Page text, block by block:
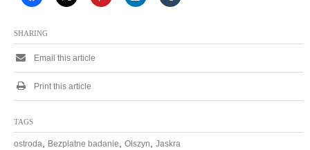
SHARING
Email this article
Print this article
TAGS
ostroda Bezplatne badanie Olszyn Jaskra